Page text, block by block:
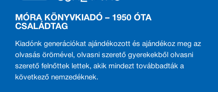
MÓRA KÖNYVKIADÓ – 1950 ÓTA
CSALÁDTAG
Kiadónk generációkat ajándékozott és ajándékoz meg az
olvasás örömével, olvasni szerető gyerekekből olvasni
szerető felnőttek lettek, akik mindezt továbbadták a
következő nemzedéknek.